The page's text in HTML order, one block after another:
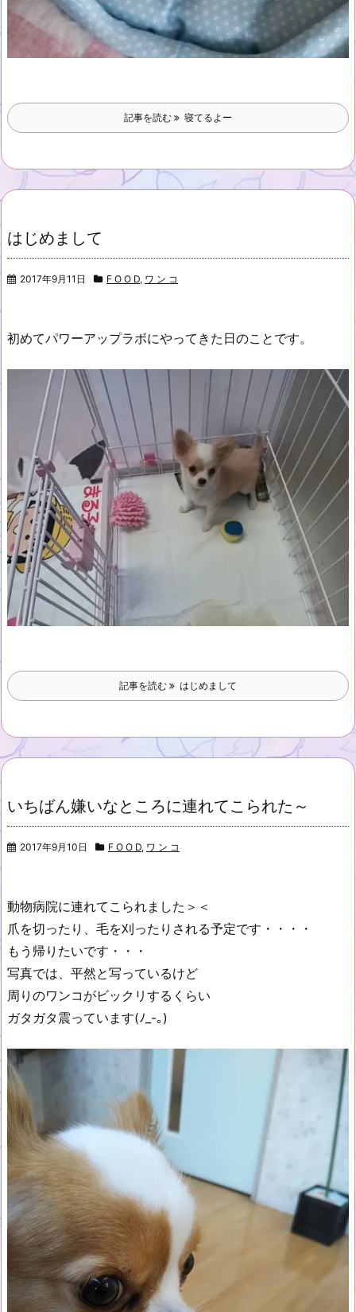
記事を読む 寝てるよー
はじめまして
2017年9月11日 F O O D, ワ ン コ
初めてパワーアップラボにやってきた日のことです。
記事を読む はじめまして
いちばん嫌いなところに連れてこられた～
2017年9月10日 F O O D, ワ ン コ
動物病院に連れてこられました＞＜
爪を切ったり、毛を刈ったりされる予定です・・・・
もう帰りたいです・・・
写真では、平然と写っているけど
周りのワンコがビックリするくらい
ガタガタ震っています(ﾉ_-｡)